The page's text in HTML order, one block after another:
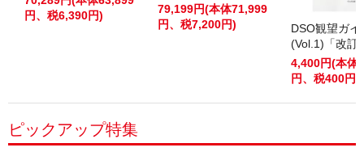
円、税6,390円)
79,199円(本体71,999
円、税7,200円)
DSO観望ガ
(Vol.1)「改訂
4,400円(本体
円、税400円)
ピックアップ特集